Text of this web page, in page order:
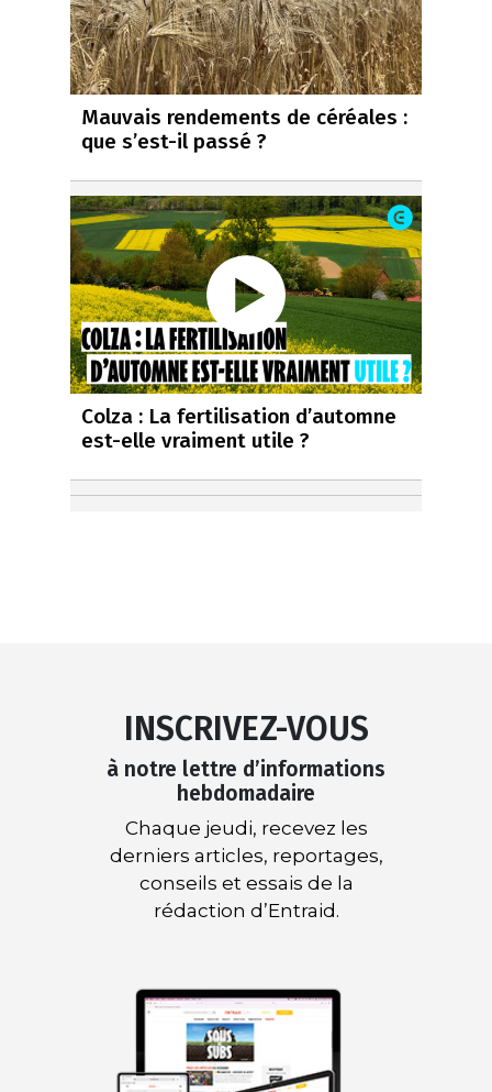
Mauvais rendements de céréales :
que s’est-il passé ?
Colza : La fertilisation d’automne
est-elle vraiment utile ?
INSCRIVEZ-VOUS
à notre lettre d’informations
hebdomadaire
Chaque jeudi, recevez les
derniers articles, reportages,
conseils et essais de la
rédaction d’Entraid.